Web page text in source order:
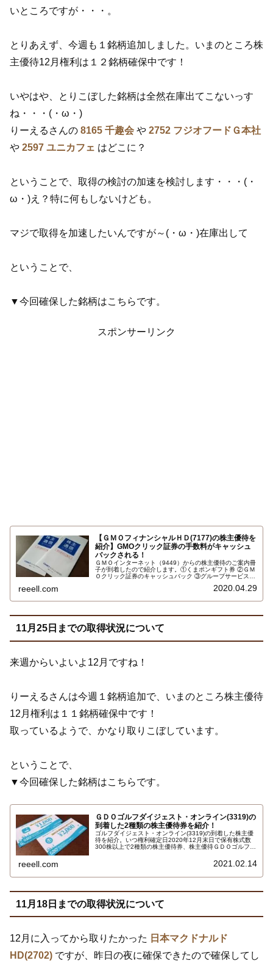
いところですが・・・。
とりあえず、今週も１銘柄追加しました。いまのところ株
主優待12月権利は１２銘柄確保中です！
いやはや、とりこぼした銘柄は全然在庫出てこないっす
ね・・・(・ω・)
りーえるさんの 8165 千趣会 や 2752 フジオフードＧ本社
や 2597 ユニカフェ はどこに？
ということで、取得の検討の加速を検討します・・・(・
ω・)え？特に何もしないけども。
マジで取得を加速したいんですが～(・ω・)在庫出して
ということで、
▼今回確保した銘柄はこちらです。
スポンサーリンク
【ＧＭＯフィナンシャルＨＤ(7177)の株主優待を
紹介】GMOクリック証券の手数料がキャッシュ
バックされる！
ＧＭＯインターネット（9449）からの株主優待のご案内冊
子が到着したので紹介します。①くまポンギフト券 ②ＧＭ
Ｏクリック証券のキャッシュバック ③グループサービス利
レンタルサーバー等）３つ全て使えば、合計13,000円相当
reeell.com 2020.04.29
11月25日までの取得状況について
来週からいよいよ12月ですね！
りーえるさんは今週１銘柄追加で、いまのところ株主優待
12月権利は１１銘柄確保中です！
取っているようで、かなり取りこぼしています。
ということで、
▼今回確保した銘柄はこちらです。
ＧＤＯゴルフダイジェスト・オンライン(3319)の
到着した2種類の株主優待券を紹介！
ゴルフダイジェスト・オンライン(3319)の到着した株主優
待を紹介。いつ権利確定日2020年12月末日で保有株式数
300株以上で2種類の株主優待券、株主優待ＧＤＯゴルフシ
ーポン券1000円です。ＧＤＯゴルフショップとＧＤＯゴル
reeell.com 2021.02.14
11月18日までの取得状況について
12月に入ってから取りたかった 日本マクドナルド
HD(2702) ですが、昨日の夜に確保できたので確保してし